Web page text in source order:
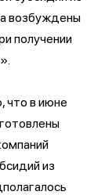
возбуждены
получении
что в июне
из